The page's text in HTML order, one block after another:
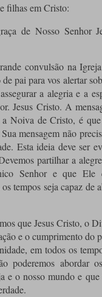
filhas em Cristo:
de Nosso Senhor
convulsão na
pai para vos alertar
a alegria e a
Jesus Cristo. A
Noiva de Cristo, é que
mensagem não
Esta ideia deve ser
partilhar a
Senhor e que Ele
tempos seja capaz de
que Jesus Cristo, o
e o cumprimento do
em todos os
poderemos abordar
e o nosso mundo e